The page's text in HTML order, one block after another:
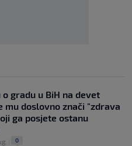
o gradu u BiH na devet
mu doslovno znači "zdrava
ga posjete ostanu
0